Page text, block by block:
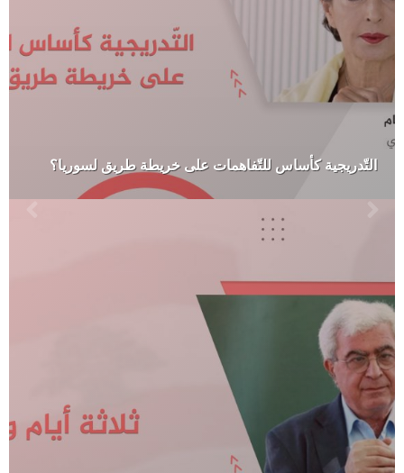
التّدريجية كأساس للتّفاهمات على خريطة طريق لسوريا؟